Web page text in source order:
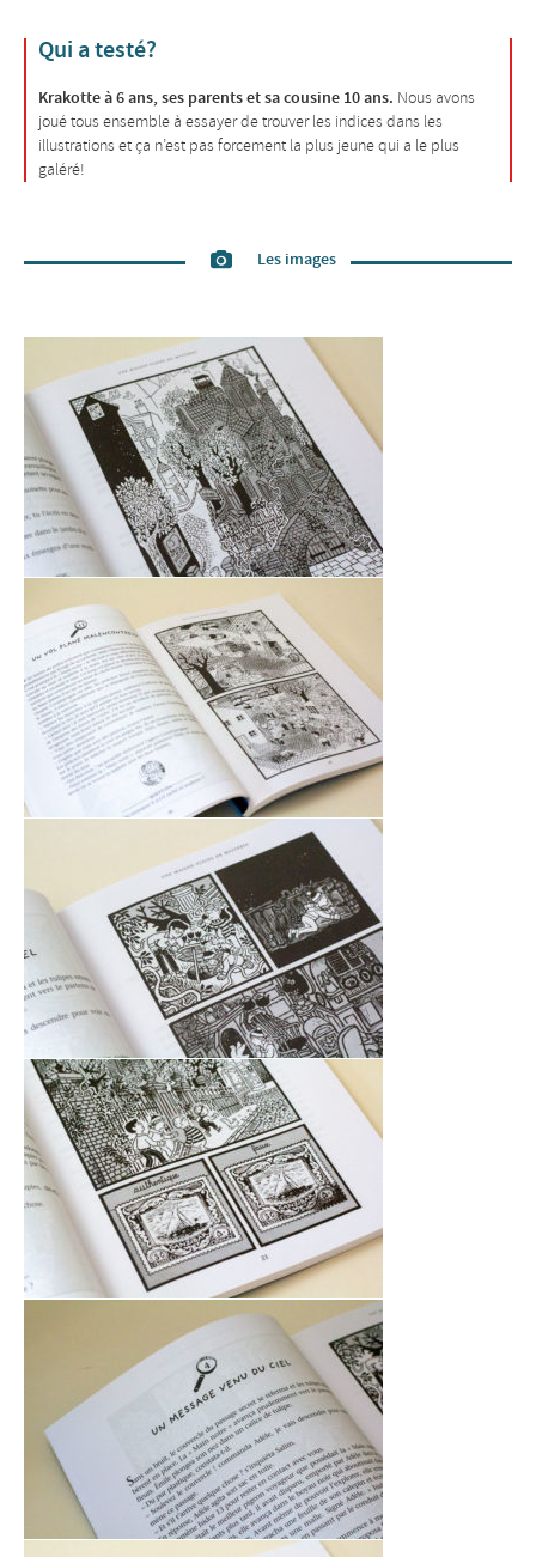
Qui a testé?
Krakotte à 6 ans, ses parents et sa cousine 10 ans. Nous avons
joué tous ensemble à essayer de trouver les indices dans les
illustrations et ça n’est pas forcement la plus jeune qui a le plus
galéré!
Les images